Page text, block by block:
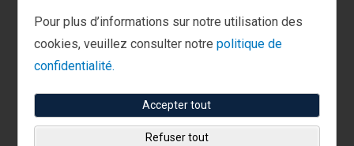
la part de votre gestionnaire d’actifs ? ... Voir plus
Pour plus d’informations sur notre utilisation des
cookies, veuillez consulter notrepolitique de
confidentialité.
Accepter tout
Refuser tout